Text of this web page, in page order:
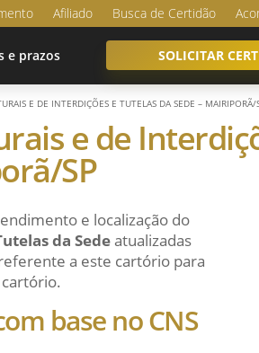
Afiliado Busca de Certidão
e prazos SOLICITAR
E DE INTERDIÇÕES E TUTELAS DA SEDE – MAIRIPORÃ/
e de
SP
e localização do
da Sedeatualizadas
a este cartório para
base no CNS